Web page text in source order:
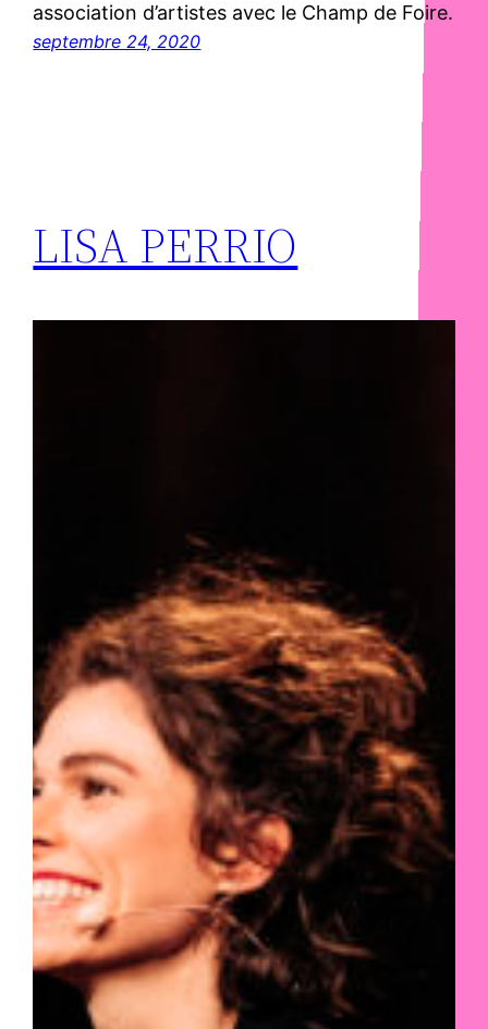
association d’artistes avec le Champ de Foire.
septembre 24, 2020
LISA PERRIO